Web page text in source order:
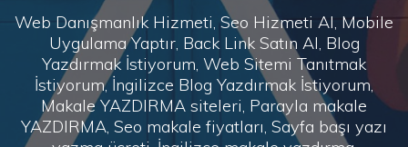
Web Danışmanlık Hizmeti, Seo Hizmeti Al, Mobile
Uygulama Yaptır, Back Link Satın Al, Blog
Yazdırmak İstiyorum, Web Sitemi Tanıtmak
İstiyorum, İngilizce Blog Yazdırmak İstiyorum,
Makale YAZDIRMA siteleri, Parayla makale
YAZDIRMA, Seo makale fiyatları, Sayfa başı yazı